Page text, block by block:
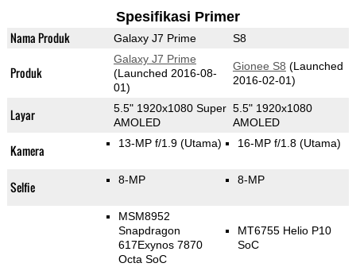
Spesifikasi Primer
Nama Produk Galaxy J7 Prime S8
Produk
Galaxy J7 Prime
(Launched 2016-08-
01)
Gionee S8 (Launched
2016-02-01)
Layar
5.5" 1920x1080 Super
AMOLED
5.5" 1920x1080
AMOLED
Kamera 13-MP f/1.9 (Utama) 16-MP f/1.8 (Utama)
Selfie 8-MP 8-MP
MSM8952
Snapdragon
617Exynos 7870
Octa SoC
MT6755 Helio P10
SoC